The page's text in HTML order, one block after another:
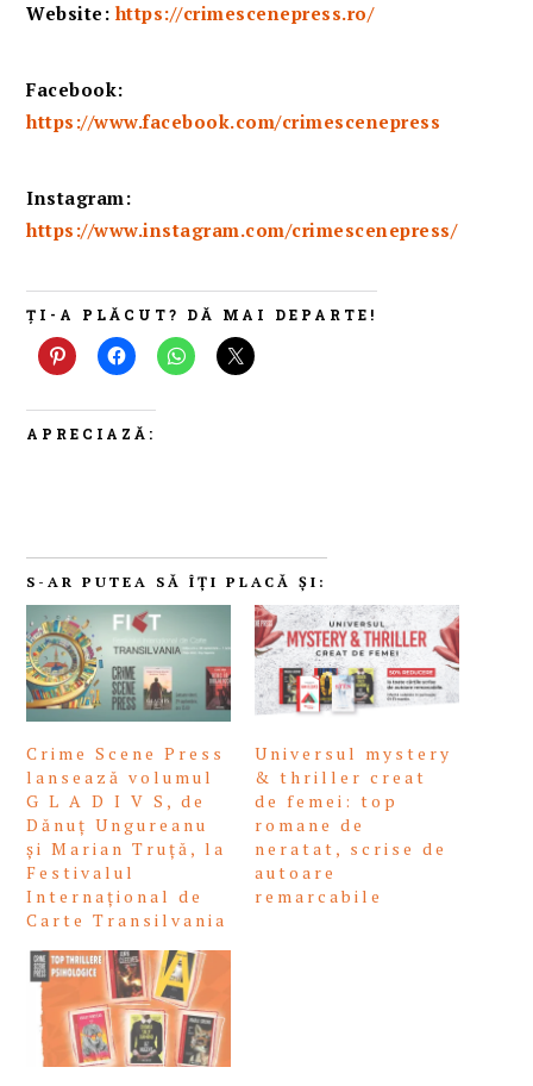
Website: https://crimescenepress.ro/
Facebook:
https://www.facebook.com/crimescenepress
Instagram:
https://www.instagram.com/crimescenepress/
ȚI-A PLĂCUT? DĂ MAI DEPARTE!
APRECIAZĂ:
S-AR PUTEA SĂ ÎȚI PLACĂ ȘI:
Crime Scene Press
lansează volumul
G L A D I V S, de
Dănuț Ungureanu
și Marian Truță, la
Festivalul
Internațional de
Carte Transilvania
Universul mystery
& thriller creat
de femei: top
romane de
neratat, scrise de
autoare
remarcabile